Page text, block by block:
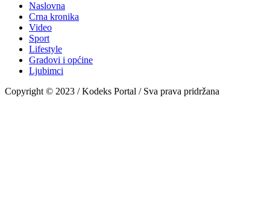
Naslovna
Crna kronika
Video
Sport
Lifestyle
Gradovi i općine
Ljubimci
Copyright © 2023 / Kodeks Portal / Sva prava pridržana